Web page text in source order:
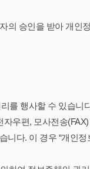
의 승인을 받아 개인
를 행사할 수 있습니
우편, 모사전송
다. 이 경우 “개인